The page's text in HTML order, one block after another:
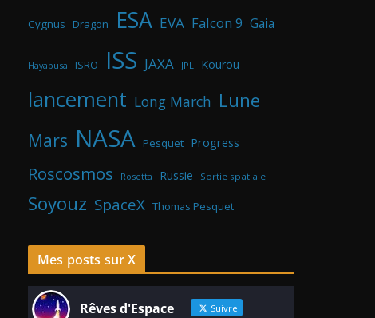
Cygnus Dragon ESA EVA Falcon 9 Gaia
Hayabusa ISRO ISS JAXA JPL Kourou
lancement Long March Lune
Mars NASA Pesquet Progress
Roscosmos Rosetta Russie Sortie spatiale
Soyouz SpaceX Thomas Pesquet
Mes posts sur X
Rêves d'Espace Suivre